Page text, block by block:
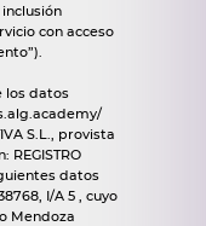
inclusión
con acceso
los datos
S.L., provista
REGISTRO
datos
I/A 5 , cuyo
Mendoza